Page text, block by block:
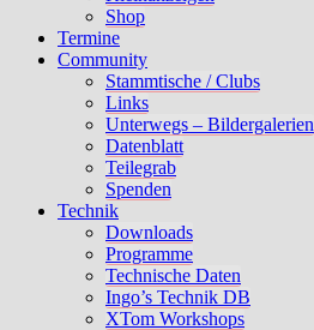
Shop
Termine
Community
Stammtische / Clubs
Links
Unterwegs – Bildergalerien
Datenblatt
Teilegrab
Spenden
Technik
Downloads
Programme
Technische Daten
Ingo’s Technik DB
XTom Workshops